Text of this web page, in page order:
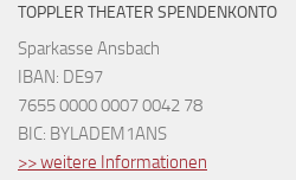
TOPPLER THEATER SPENDENKONTO
Sparkasse Ansbach
IBAN: DE97
7655 0000 0007 0042 78
BIC: BYLADEM1ANS
>> weitere Informationen